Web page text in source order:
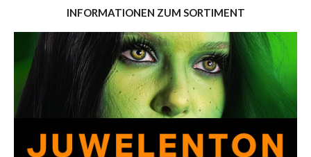
INFORMATIONEN ZUM SORTIMENT